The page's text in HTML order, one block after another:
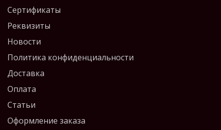
Сертификаты
Реквизиты
Новости
Политика конфиденциальности
Доставка
Оплата
Статьи
Оформление заказа